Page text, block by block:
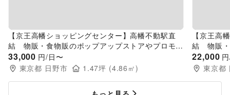
【京王高幡ショッピングセンター】高幡不動駅直
結 物販・食物販のポップアップストアやプロモー
ションに最適な改札正面のイベントスペース
33,000 円/日〜
東京都 日野市 1.47坪 (4.86 ㎡)
【京王高
結 物販・
ションに
22,000
東京都